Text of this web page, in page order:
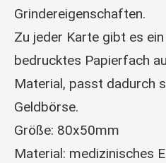
Grindereigenschaften.
Zu jeder Karte gibt es
bedrucktes Papierfach
Material, passt dadurch
Geldbörse.
Größe: 80x50mm
Material: medizinisches